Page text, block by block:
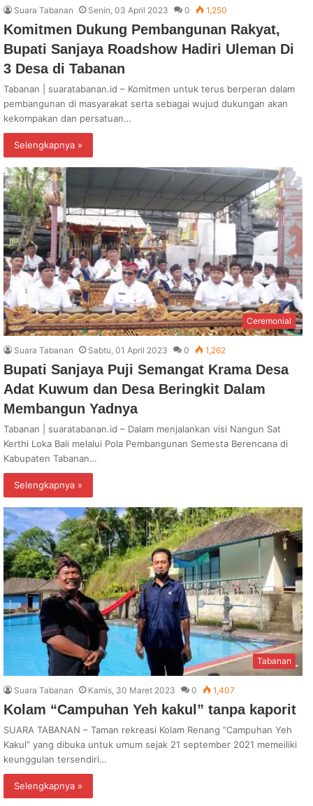
Suara Tabanan Senin, 03 April 2023 0 1,250
Komitmen Dukung Pembangunan Rakyat,
Bupati Sanjaya Roadshow Hadiri Uleman Di
3 Desa di Tabanan
Tabanan | suaratabanan.id – Komitmen untuk terus berperan dalam
pembangunan di masyarakat serta sebagai wujud dukungan akan
kekompakan dan persatuan…
Selengkapnya »
Ceremonial
Suara Tabanan Sabtu, 01 April 2023 0 1,262
Bupati Sanjaya Puji Semangat Krama Desa
Adat Kuwum dan Desa Beringkit Dalam
Membangun Yadnya
Tabanan | suaratabanan.id – Dalam menjalankan visi Nangun Sat
Kerthi Loka Bali melalui Pola Pembangunan Semesta Berencana di
Kabupaten Tabanan…
Selengkapnya »
Tabanan
Suara Tabanan Kamis, 30 Maret 2023 0 1,407
Kolam “Campuhan Yeh kakul” tanpa kaporit
SUARA TABANAN – Taman rekreasi Kolam Renang “Campuhan Yeh
Kakul” yang dibuka untuk umum sejak 21 september 2021 memeiliki
keunggulan tersendiri…
Selengkapnya »